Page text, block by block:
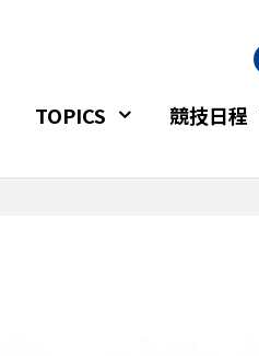
TOPICS 競技日程